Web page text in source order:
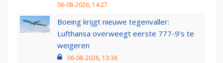
06-08-2026, 14:27
Boeing krijgt nieuwe tegenvaller:
Lufthansa overweegt eerste 777-9’s te
weigeren
06-08-2026, 13:36